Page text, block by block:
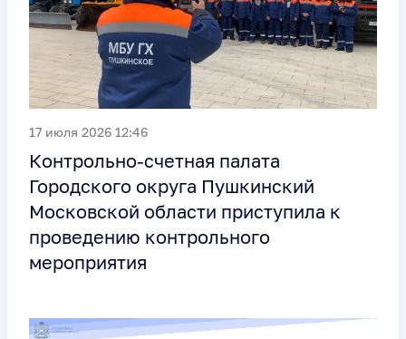
17 июля 2026 12:46
Контрольно-счетная палата
Городского округа Пушкинский
Московской области приступила к
проведению контрольного
мероприятия